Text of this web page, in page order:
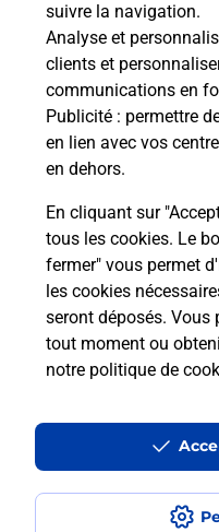
suivre la navigation.
Analyse et
clients et
communications en
Publicité : permettre
en lien avec vos
en dehors.
En cliquant sur
tous les cookies. Le
fermer" vous permet
les cookies
seront déposés. Vous
tout moment ou
notre politique de
Questions
Est-ce que je
numéro de
Est-ce que je
avec La Poste
Est-ce que je
à l’étranger avec
Est-ce que je